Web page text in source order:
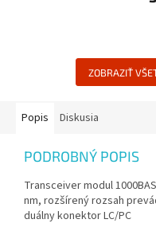
ZOBRAZIŤ
Popis Diskusia
PODROBNÝ POPIS
Transceiver modul
nm, rozšírený rozsah
duálny konektor LC/PC